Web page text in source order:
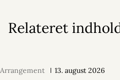
Relateret
Arrangement 13. august 2026